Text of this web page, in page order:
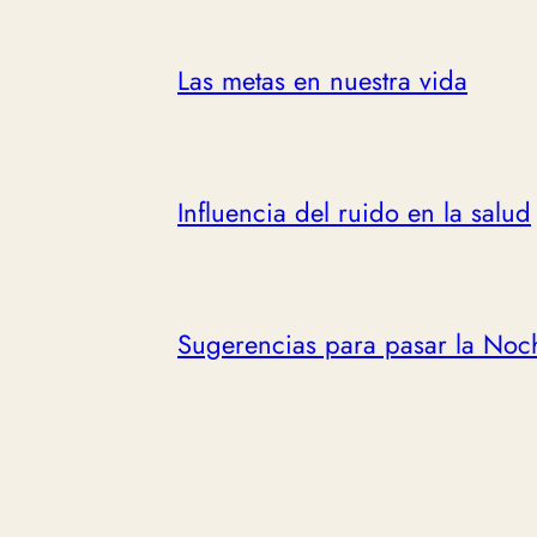
Las metas en nuestra vida
Influencia del ruido en la salud
Sugerencias para pasar la